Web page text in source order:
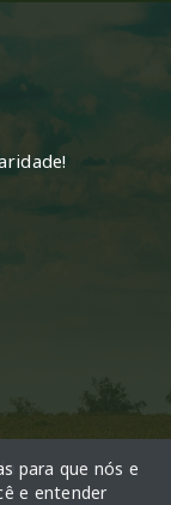
para que nós e
e entender